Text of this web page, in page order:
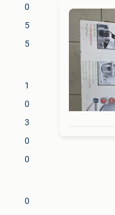
0
5
5
1
0
3
0
0
0